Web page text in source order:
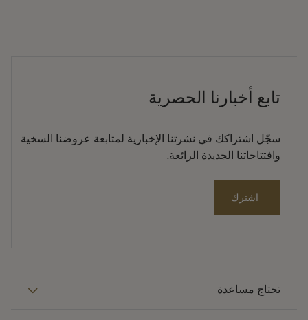
تابع أخبارنا الحصرية
سجّل اشتراكك في نشرتنا الإخبارية لمتابعة عروضنا السخية
وافتتاحاتنا الجديدة الرائعة.
اشترك
تحتاج مساعدة